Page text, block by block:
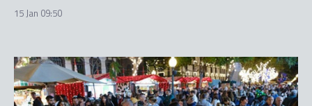
15 Jan 09:50